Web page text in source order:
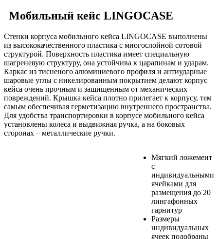
Мобильный кейс LINGOCASE
Стенки корпуса мобильного кейса LINGOCASE выполнены
из высококачественного пластика с многослойной сотовой
структурой. Поверхность пластика имеет специальную
шагреневую структуру, она устойчива к царапинам и ударам.
Каркас из тисненого алюминиевого профиля и антиударные
шаровые углы с никелированным покрытием делают корпус
кейса очень прочным и защищенным от механических
повреждений. Крышка кейса плотно прилегает к корпусу, тем
самым обеспечивая герметизацию внутреннего пространства.
Для удобства транспортировки в корпусе мобильного кейса
установлены колеса и выдвижная ручка, а на боковых
сторонах – металлические ручки.
Мягкий ложемент
с
индивидуальными
ячейками для
размещения до 20
лингафонных
гарнитур
Размеры
индивидуальных
ячеек подобраны